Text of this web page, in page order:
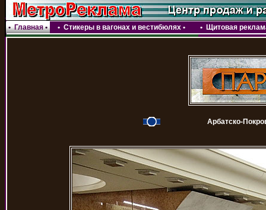
•Главная• • Стикеры в вагонах и вестибюлях • • Щитовая
Арбатско-